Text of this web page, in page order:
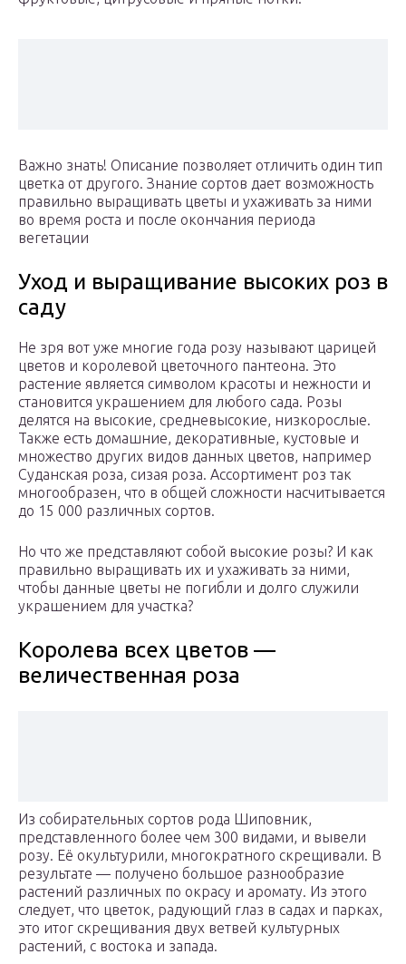
Важно знать! Описание позволяет отличить один тип
цветка от другого. Знание сортов дает возможность
правильно выращивать цветы и ухаживать за ними
во время роста и после окончания периода
вегетации
Уход и выращивание высоких роз в
саду
Не зря вот уже многие года розу называют царицей
цветов и королевой цветочного пантеона. Это
растение является символом красоты и нежности и
становится украшением для любого сада. Розы
делятся на высокие, средневысокие, низкорослые.
Также есть домашние, декоративные, кустовые и
множество других видов данных цветов, например
Суданская роза, сизая роза. Ассортимент роз так
многообразен, что в общей сложности насчитывается
до 15 000 различных сортов.
Но что же представляют собой высокие розы? И как
правильно выращивать их и ухаживать за ними,
чтобы данные цветы не погибли и долго служили
украшением для участка?
Королева всех цветов —
величественная роза
Из собирательных сортов рода Шиповник,
представленного более чем 300 видами, и вывели
розу. Её окультурили, многократного скрещивали. В
результате — получено большое разнообразие
растений различных по окрасу и аромату. Из этого
следует, что цветок, радующий глаз в садах и парках,
это итог скрещивания двух ветвей культурных
растений, с востока и запада.